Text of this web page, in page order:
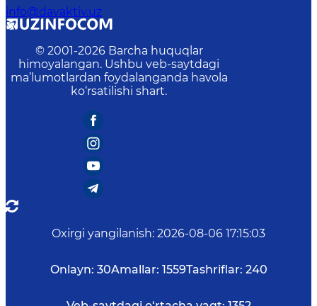
info@davaktiv.uz
© 2001-2026 Barcha huquqlar
himoyalangan. Ushbu veb-saytdagi
ma’lumotlardan foydalanganda havola
ko‘rsatilishi shart.
Oxirgi yangilanish: 2026-08-06 17:15:03
Onlayn: 30Amallar: 1559Tashriflar: 240